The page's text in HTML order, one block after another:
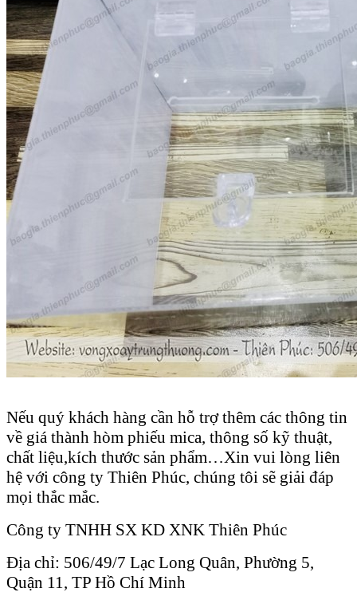
Nếu quý khách hàng cần hỗ trợ thêm các thông tin
về giá thành hòm phiếu mica, thông số kỹ thuật,
chất liệu,kích thước sản phẩm…Xin vui lòng liên
hệ với công ty Thiên Phúc, chúng tôi sẽ giải đáp
mọi thắc mắc.
Công ty TNHH SX KD XNK Thiên Phúc
Địa chỉ: 506/49/7 Lạc Long Quân, Phường 5,
Quận 11, TP Hồ Chí Minh